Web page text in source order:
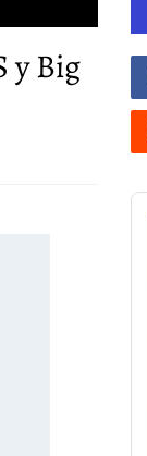
y Big